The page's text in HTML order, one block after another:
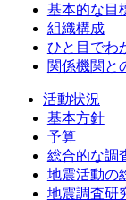
基本的な目
組織構成
ひと目でわ
関係機関と
活動状況
基本方針
予算
総合的な調
地震活動の
地震調査研